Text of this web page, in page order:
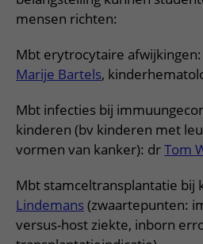
Verpleegafdelingen
Zorgverleners
Ik ben zwanger of net bevallen
Onze verpleegafdelingen
Ondersteuning en begeleiding
Samen met kinderen en ouders
Ervaringen van patiënten
Regels en rechten
Zorgkosten
De organisatie
Onze Foundation
Parkeren
Virtuele plattegrond
Werken bij het WKZ
mensen richten:
Mbt erytrocytaire
Marije Bartels,
Mbt infecties bij
kinderen (bv kinderen met
vormen van kanker): drTom
Mbt stamceltransplantatie bij
Lindemans(zwaartepunten:
versus-host ziekte, inborn